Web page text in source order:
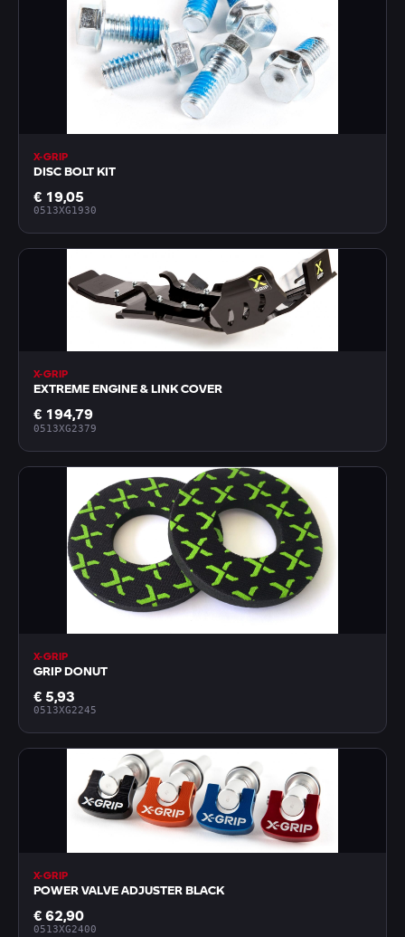
X-GRIP
DISC BOLT KIT
€ 19,05
0513XG1930
X-GRIP
EXTREME ENGINE & LINK COVER
€ 194,79
0513XG2379
X-GRIP
GRIP DONUT
€ 5,93
0513XG2245
X-GRIP
POWER VALVE ADJUSTER BLACK
€ 62,90
0513XG2400